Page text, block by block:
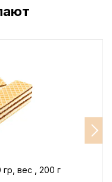
вес , 200 г